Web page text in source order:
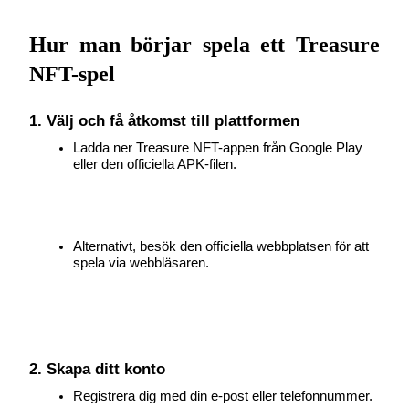
Trade New Futures, Win 200,000 USDT
Hur man börjar spela ett Treasure
NFT-spel
1. Välj och få åtkomst till plattformen
Ladda ner Treasure NFT-appen från Google Play
eller den officiella APK-filen.
Alternativt, besök den officiella webbplatsen för att
spela via webbläsaren.
2. Skapa ditt konto
Registrera dig med din e-post eller telefonnummer.